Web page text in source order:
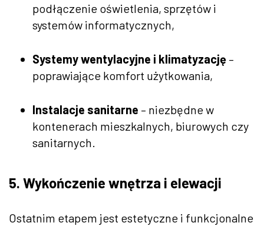
podłączenie oświetlenia, sprzętów i
systemów informatycznych,
Systemy wentylacyjne i klimatyzację –
poprawiające komfort użytkowania,
Instalacje sanitarne – niezbędne w
kontenerach mieszkalnych, biurowych czy
sanitarnych.
5. Wykończenie wnętrza i elewacji
Ostatnim etapem jest estetyczne i funkcjonalne